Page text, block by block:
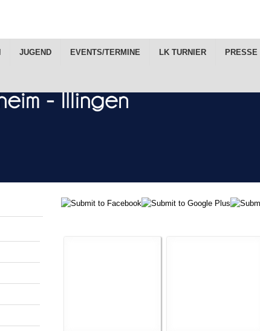
JUGEND EVENTS/TERMINE LK TURNIER PRESSE